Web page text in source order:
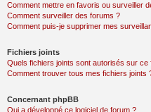
Comment mettre en favoris ou surveiller
Comment surveiller des forums ?
Comment puis-je supprimer mes
Fichiers joints
Quels fichiers joints sont autorisés sur ce
Comment trouver tous mes fichiers joints
Concernant phpBB
Qui a développé ce logiciel de forum ?